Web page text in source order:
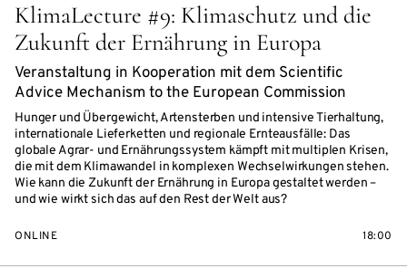
KlimaLecture #9: Klimaschutz und die
Zukunft der Ernährung in Europa
Veranstaltung in Kooperation mit dem Scientific
Advice Mechanism to the European Commission
Hunger und Übergewicht, Artensterben und intensive Tierhaltung,
internationale Lieferketten und regionale Ernteausfälle: Das
globale Agrar- und Ernährungssystem kämpft mit multiplen Krisen,
die mit dem Klimawandel in komplexen Wechselwirkungen stehen.
Wie kann die Zukunft der Ernährung in Europa gestaltet werden –
und wie wirkt sich das auf den Rest der Welt aus?
ONLINE 18:00